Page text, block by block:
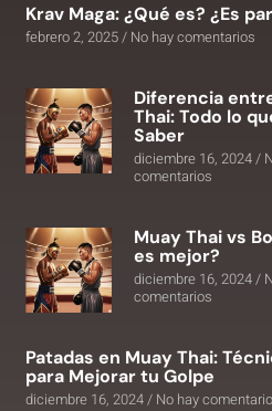
Krav Maga: ¿Qué es? ¿Es
febrero 2, 2025 No hay comentarios
Diferencia
Thai: Todo lo
Saber
diciembre 16, 2024
comentarios
Muay Thai vs
es mejor?
diciembre 16, 2024
comentarios
Patadas en Muay Thai:
para Mejorar tu Golpe
diciembre 16, 2024 No hay